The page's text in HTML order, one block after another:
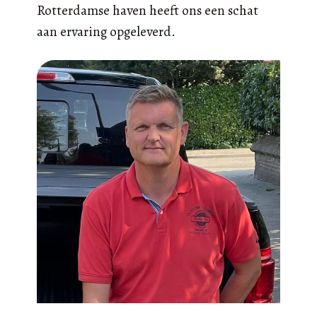
Rotterdamse haven heeft ons een schat
aan ervaring opgeleverd.